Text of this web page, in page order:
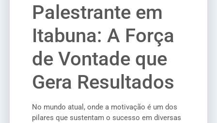
Palestrante em
Itabuna: A Força
de Vontade que
Gera Resultados
No mundo atual, onde a motivação é um dos
pilares que sustentam o sucesso em diversas